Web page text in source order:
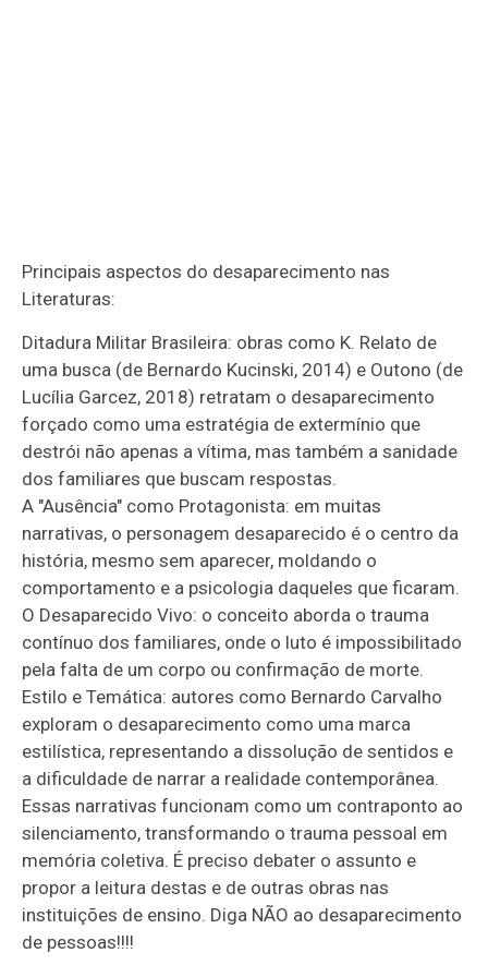
Principais aspectos do desaparecimento nas
Literaturas:
Ditadura Militar Brasileira: obras como K. Relato de
uma busca (de Bernardo Kucinski, 2014) e Outono (de
Lucília Garcez, 2018) retratam o desaparecimento
forçado como uma estratégia de extermínio que
destrói não apenas a vítima, mas também a sanidade
dos familiares que buscam respostas.
A "Ausência" como Protagonista: em muitas
narrativas, o personagem desaparecido é o centro da
história, mesmo sem aparecer, moldando o
comportamento e a psicologia daqueles que ficaram.
O Desaparecido Vivo: o conceito aborda o trauma
contínuo dos familiares, onde o luto é impossibilitado
pela falta de um corpo ou confirmação de morte.
Estilo e Temática: autores como Bernardo Carvalho
exploram o desaparecimento como uma marca
estilística, representando a dissolução de sentidos e
a dificuldade de narrar a realidade contemporânea.
Essas narrativas funcionam como um contraponto ao
silenciamento, transformando o trauma pessoal em
memória coletiva. É preciso debater o assunto e
propor a leitura destas e de outras obras nas
instituições de ensino. Diga NÃO ao desaparecimento
de pessoas!!!!